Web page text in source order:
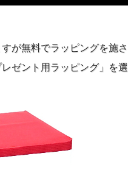
の花びら文様の存在感
らします。
ばめられています。
れております。
の佇まいは、インテリアと
が無料でラッピングを施さ
ゼント用ラッピング」を選